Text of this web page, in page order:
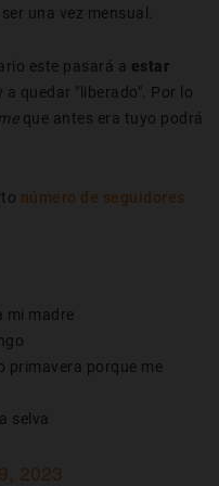
una vez mensual.
este pasará a estar
a quedar "liberado". Por lo
que antes era tuyo podrá
número de seguidores
mi madre
primavera porque me
selva
2023